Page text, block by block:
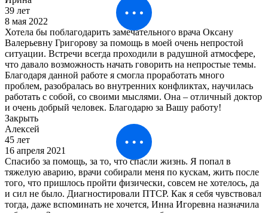
39 лет
8 мая 2022
Хотела бы поблагодарить замечательного врача Оксану
Валерьевну Григорову за помощь в моей очень непростой
ситуации. Встречи всегда проходили в радушной атмосфере,
что давало возможность начать говорить на непростые темы.
Благодаря данной работе я смогла проработать много
проблем, разобралась во внутренних конфликтах, научилась
работать с собой, со своими мыслями. Она – отличный доктор
и очень добрый человек. Благодарю за Вашу работу!
Закрыть
Алексей
45 лет
16 апреля 2021
Спасибо за помощь, за то, что спасли жизнь. Я попал в
тяжелую аварию, врачи собирали меня по кускам, жить после
того, что пришлось пройти физически, совсем не хотелось, да
и сил не было. Диагностировали ПТСР. Как я себя чувствовал
тогда, даже вспоминать не хочется, Инна Игоревна назначила